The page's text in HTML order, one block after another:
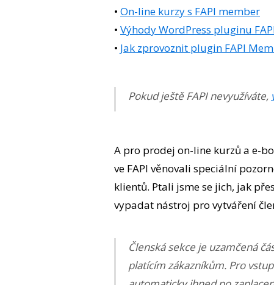
• On-line kurzy s FAPI member
• Výhody WordPress pluginu
• Jak zprovoznit plugin FAPI
Pokud ještě FAPI nevyužíváte,
A pro prodej on-line kurzů a e-
ve FAPI věnovali speciální
klientů. Ptali jsme se jich, jak
vypadat nástroj pro vytváření
Členská sekce je uzamčená
platícím zákazníkům. Pro